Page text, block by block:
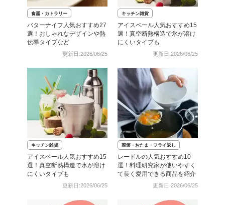
食器・カトラリー
バターナイフ人気おすすめ27
選！おしゃれなデザインや熱
伝導タイプなど
更新日:2026/06/25
キッチン雑貨
アイスペール人気おすすめ15
選！真空断熱構造で氷が溶け
にくいタイプも
更新日:2026/06/25
キッチン雑貨
アイスペール人気おすすめ15
選！真空断熱構造で氷が溶け
にくいタイプも
更新日:2026/06/25
菜箸・おたま・フライ返し
レードルの人気おすすめ10
選！料理研究家が使いやすく
て長く愛用できる商品を紹介
更新日:2026/06/25